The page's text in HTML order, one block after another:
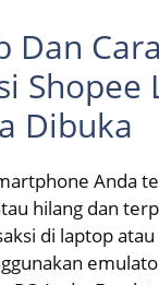
Dan Cara
Shopee
Dibuka
Anda
hilang dan
di laptop